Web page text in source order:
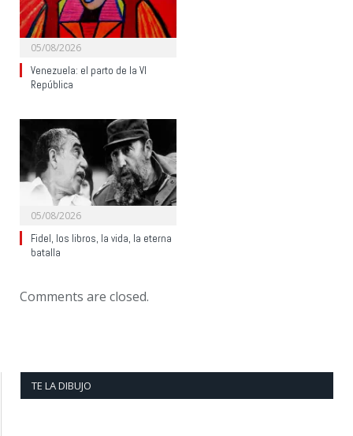
05/08/2026
Venezuela: el parto de la VI
República
05/08/2026
Fidel, los libros, la vida, la eterna
batalla
Comments are closed.
TE LA DIBUJO